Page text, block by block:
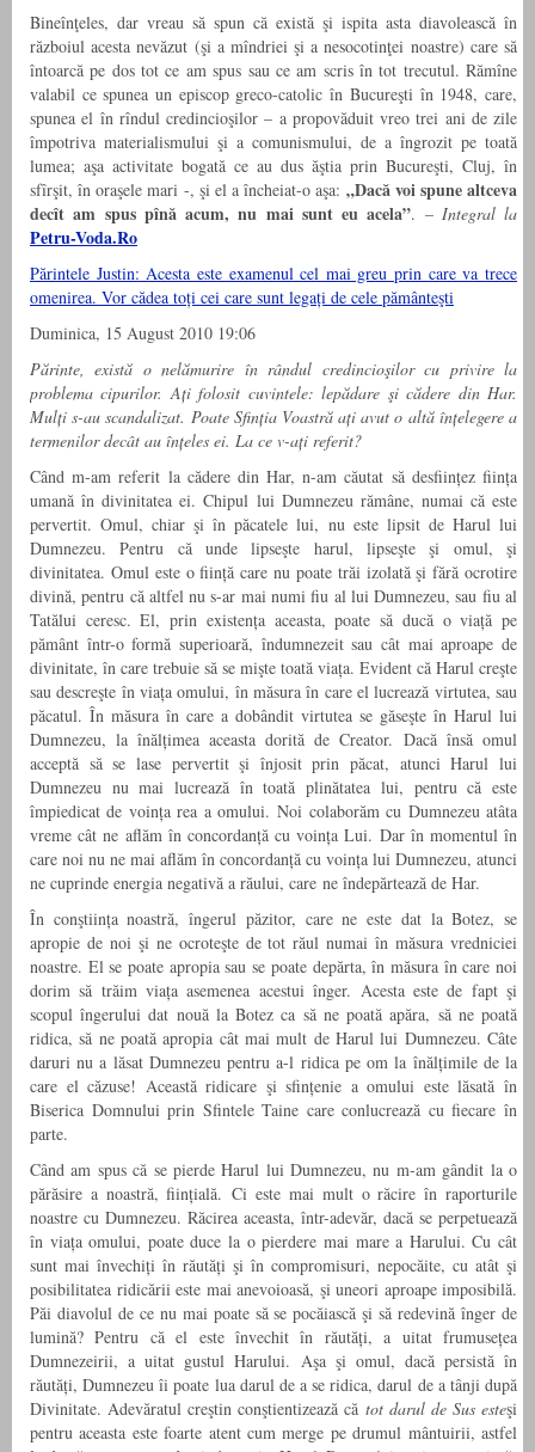
Bineînţeles, dar vreau să spun că există şi ispita asta diavolească în
războiul acesta nevăzut (şi a mîndriei şi a nesocotinţei noastre) care să
întoarcă pe dos tot ce am spus sau ce am scris în tot trecutul. Rămîne
valabil ce spunea un episcop greco-catolic în Bucureşti în 1948, care,
spunea el în rîndul credincioşilor – a propovăduit vreo trei ani de zile
împotriva materialismului şi a comunismului, de a îngrozit pe toată
lumea; aşa activitate bogată ce au dus ăştia prin Bucureşti, Cluj, în
sfîrşit, în oraşele mari -, şi el a încheiat-o aşa: „Dacă voi spune altceva
decît am spus pînă acum, nu mai sunt eu acela”. –Integral la
Petru-Voda.Ro
Părintele Justin: Acesta este examenul cel mai greu prin care va trece
omenirea. Vor cădea toți cei care sunt legați de cele pământeşti
Duminica, 15 August 2010 19:06
Părinte, există o nelămurire în rândul credincioşilor cu privire la
problema cipurilor. Ați folosit cuvintele: lepădare şi cădere din Har.
Mulți s-au scandalizat. Poate Sfinția Voastră ați avut o altă înțelegere a
termenilor decât au înțeles ei. La ce v-ați referit?
Când m-am referit la cădere din Har, n-am căutat să desființez ființa
umană în divinitatea ei. Chipul lui Dumnezeu rămâne, numai că este
pervertit. Omul, chiar şi în păcatele lui, nu este lipsit de Harul lui
Dumnezeu. Pentru că unde lipseşte harul, lipseşte şi omul, şi
divinitatea. Omul este o ființă care nu poate trăi izolată şi fără ocrotire
divină, pentru că altfel nu s-ar mai numi fiu al lui Dumnezeu, sau fiu al
Tatălui ceresc. El, prin existența aceasta, poate să ducă o viață pe
pământ într-o formă superioară, îndumnezeit sau cât mai aproape de
divinitate, în care trebuie să se mişte toată viața. Evident că Harul creşte
sau descreşte în viața omului, în măsura în care el lucrează virtutea, sau
păcatul. În măsura în care a dobândit virtutea se găseşte în Harul lui
Dumnezeu, la înălțimea aceasta dorită de Creator. Dacă însă omul
acceptă să se lase pervertit şi înjosit prin păcat, atunci Harul lui
Dumnezeu nu mai lucrează în toată plinătatea lui, pentru că este
împiedicat de voința rea a omului. Noi colaborăm cu Dumnezeu atâta
vreme cât ne aflăm în concordanță cu voința Lui. Dar în momentul în
care noi nu ne mai aflăm în concordanță cu voința lui Dumnezeu, atunci
ne cuprinde energia negativă a răului, care ne îndepărtează de Har.
În conştiința noastră, îngerul păzitor, care ne este dat la Botez, se
apropie de noi şi ne ocroteşte de tot răul numai în măsura vredniciei
noastre. El se poate apropia sau se poate depărta, în măsura în care noi
dorim să trăim viața asemenea acestui înger. Acesta este de fapt şi
scopul îngerului dat nouă la Botez ca să ne poată apăra, să ne poată
ridica, să ne poată apropia cât mai mult de Harul lui Dumnezeu. Câte
daruri nu a lăsat Dumnezeu pentru a-l ridica pe om la înălțimile de la
care el căzuse! Această ridicare şi sfințenie a omului este lăsată în
Biserica Domnului prin Sfintele Taine care conlucrează cu fiecare în
parte.
Când am spus că se pierde Harul lui Dumnezeu, nu m-am gândit la o
părăsire a noastră, ființială. Ci este mai mult o răcire în raporturile
noastre cu Dumnezeu. Răcirea aceasta, într-adevăr, dacă se perpetuează
în viața omului, poate duce la o pierdere mai mare a Harului. Cu cât
sunt mai învechiți în răutăți şi în compromisuri, nepocăite, cu atât şi
posibilitatea ridicării este mai anevoioasă, şi uneori aproape imposibilă.
Păi diavolul de ce nu mai poate să se pocăiască şi să redevină înger de
lumină? Pentru că el este învechit în răutăți, a uitat frumusețea
Dumnezeirii, a uitat gustul Harului. Aşa şi omul, dacă persistă în
răutăți, Dumnezeu îi poate lua darul de a se ridica, darul de a tânji după
Divinitate. Adevăratul creştin conştientizează că tot darul de Sus esteşi
pentru aceasta este foarte atent cum merge pe drumul mântuirii, astfel